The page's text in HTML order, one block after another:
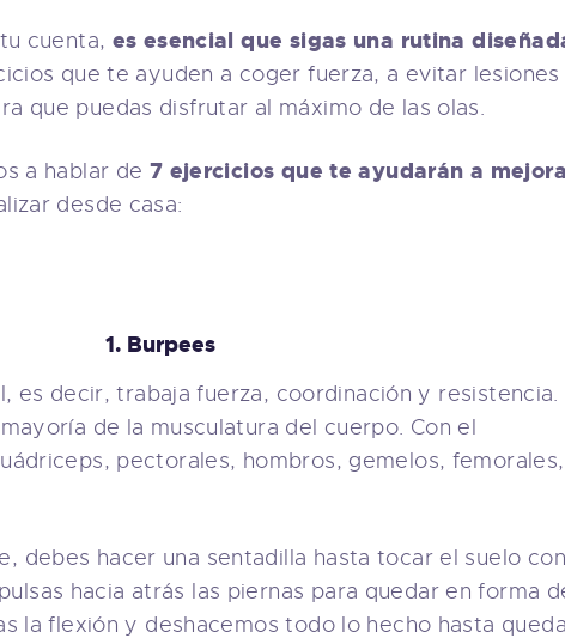
cuenta, es esencial que sigas una rutina
que te ayuden a coger fuerza, a evitar lesiones
que puedas disfrutar al máximo de las olas.
a hablar de 7 ejercicios que te ayudarán a
desde casa:
1. Burpees
es decir, trabaja fuerza, coordinación y resistencia.
de la musculatura del cuerpo. Con el
pectorales, hombros, gemelos, femorales,
debes hacer una sentadilla hasta tocar el suelo con
hacia atrás las piernas para quedar en forma
la flexión y deshacemos todo lo hecho hasta